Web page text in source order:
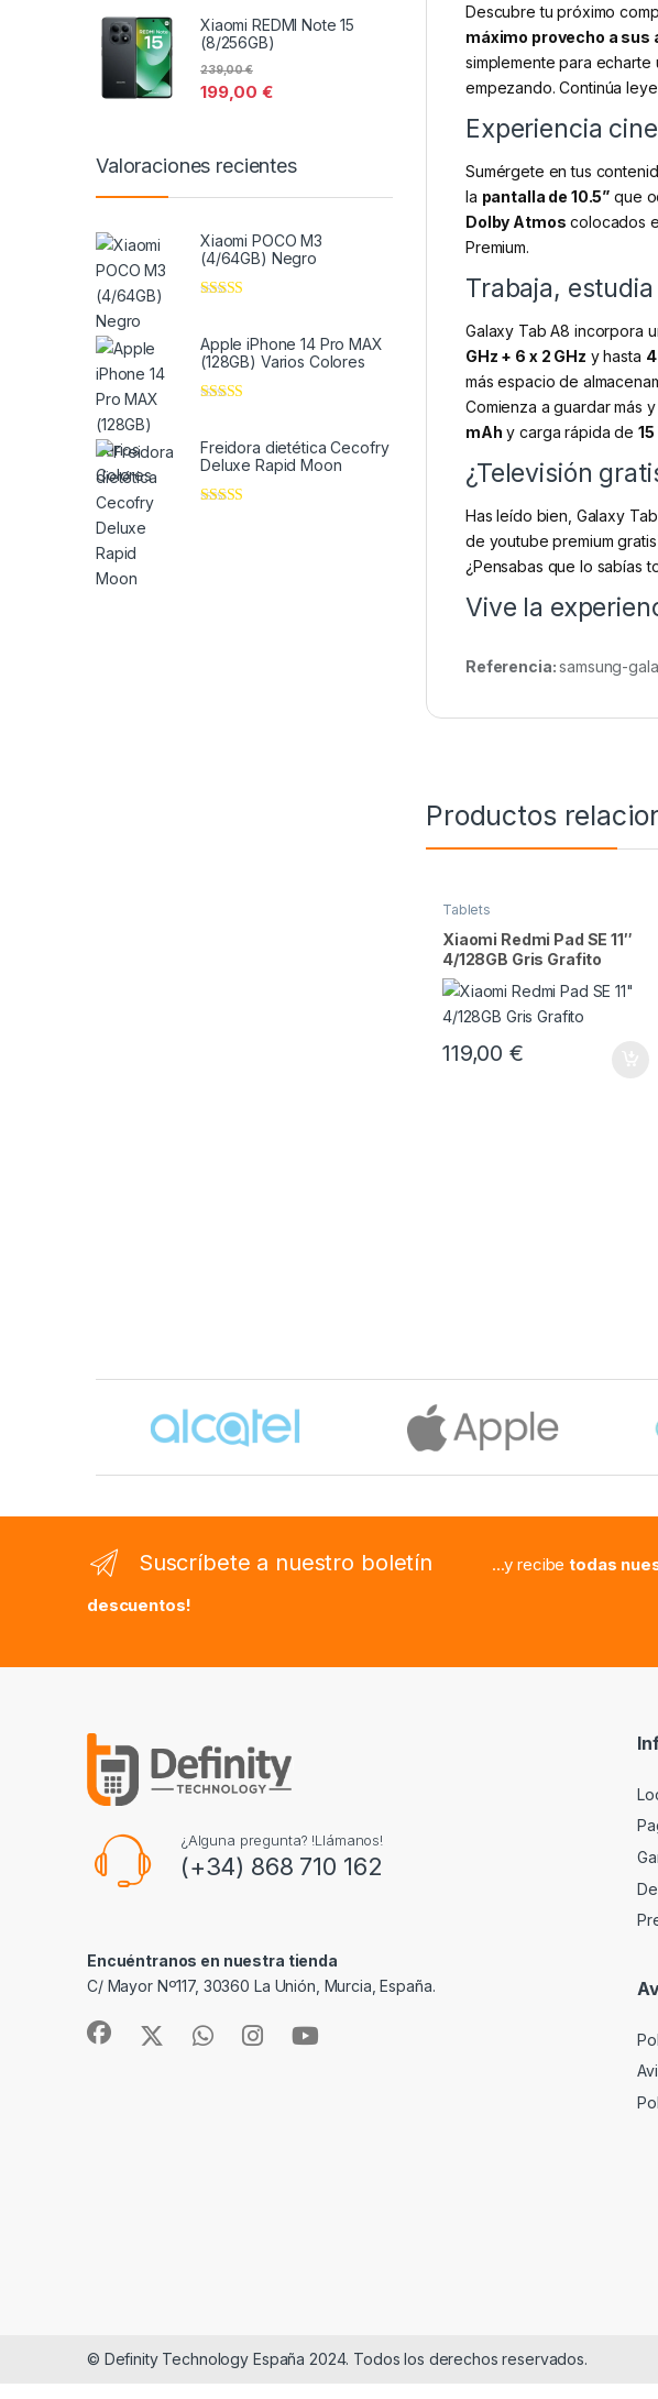
Descubre tu próximo
máximo provecho a sus
simplemente para echarte
empezando. Continúa
Experiencia
Sumérgete en tus
la pantalla de 10.5” que
Dolby Atmos colocados
Premium.
Trabaja,
Galaxy Tab A8 incorpora
GHz + 6 x 2 GHz y hasta
más espacio de
Comienza a guardar más
mAh y carga rápida de
¿Televisión
Has leído bien, Galaxy
de youtube premium
¿Pensabas que lo sabías
Vive la
Referencia:samsung-
Productos
Tablets
Xiaomi Redmi Pad SE 11″
4/128GB Gris Grafito
119,00€
Xiaomi REDMI Note 15
(8/256GB)
199,00€
239,00€
Valoraciones recientes
Xiaomi POCO M3
(4/64GB) Negro
Apple iPhone 14 Pro MAX
(128GB) Varios Colores
Freidora dietética Cecofry
Deluxe Rapid Moon
Suscríbete a nuestro boletín ...y recibetodas
descuentos!
¿Alguna pregunta? !Llámanos!
(+34) 868 710 162
Encuéntranos en nuestra tienda
C/ Mayor Nº117, 30360 La Unión, Murcia, España.
© Definity Technology España 2024. Todos los derechos reservados.